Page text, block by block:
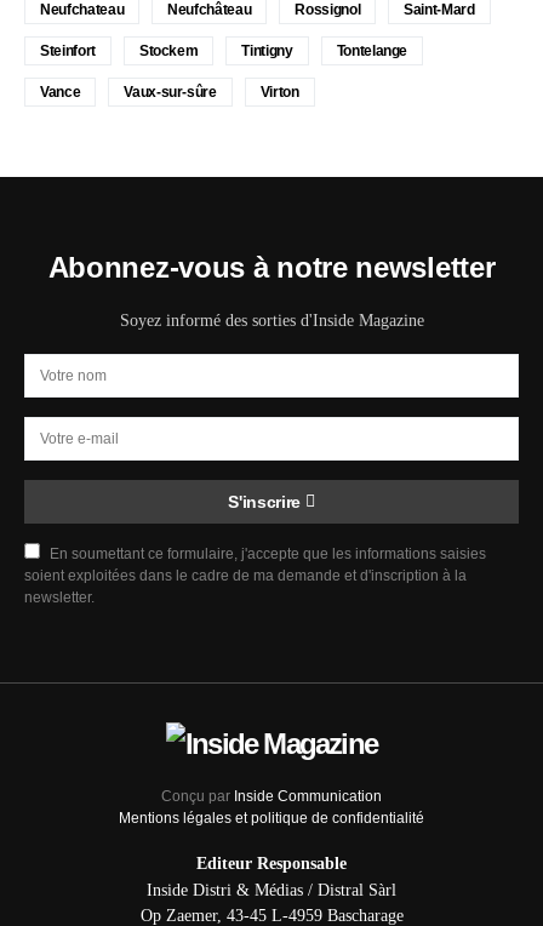
Neufchateau Neufchâteau Rossignol Saint-Mard
Steinfort Stockem Tintigny Tontelange
Vance Vaux-sur-sûre Virton
Abonnez-vous à notre newsletter
Soyez informé des sorties d'Inside Magazine
S'inscrire
En soumettant ce formulaire, j'accepte que les informations saisies
soient exploitées dans le cadre de ma demande et d'inscription à la
newsletter.
Conçu par Inside Communication
Mentions légales et politique de confidentialité
Editeur Responsable
Inside Distri & Médias / Distral Sàrl
Op Zaemer, 43-45 L-4959 Bascharage